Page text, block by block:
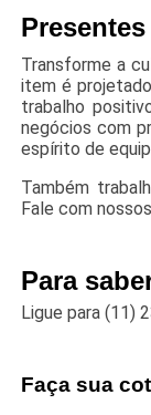
Transforme a
item é
trabalho
negócios com
espírito de
Também
Fale com
Para
Ligue para (11)
Faça sua